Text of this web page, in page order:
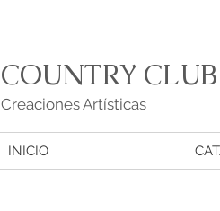
COUNTRY CLUB
Creaciones Artísticas
INICIO